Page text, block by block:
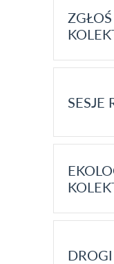
SESJE